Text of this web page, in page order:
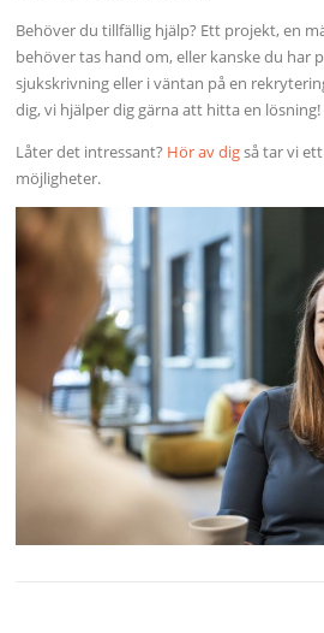
Behöver du tillfällig hjälp? Ett projekt, en
behöver tas hand om, eller kanske du har
sjukskrivning eller i väntan på en
dig, vi hjälper dig gärna att hitta en lösning!
Låter det intressant? Hör av digså tar vi
möjligheter.